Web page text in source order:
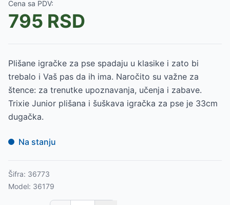
Cena sa PDV:
795 RSD
Plišane igračke za pse spadaju u klasike i zato bi
trebalo i Vaš pas da ih ima. Naročito su važne za
štence: za trenutke upoznavanja, učenja i zabave.
Trixie Junior plišana i šuškava igračka za pse je 33cm
dugačka.
Na stanju
Šifra: 36773
Model: 36179